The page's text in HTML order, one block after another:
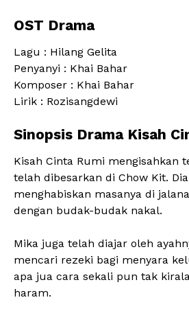
OST Drama
Lagu : Hilang Gelita
Penyanyi : Khai Bahar
Komposer : Khai Bahar
Lirik : Rozisangdewi
Sinopsis Drama Kisah
Kisah Cinta Rumi mengisahkan
telah dibesarkan di Chow Kit.
menghabiskan masanya di
dengan budak-budak nakal.
Mika juga telah diajar oleh
mencari rezeki bagi menyara
apa jua cara sekali pun tak
haram.